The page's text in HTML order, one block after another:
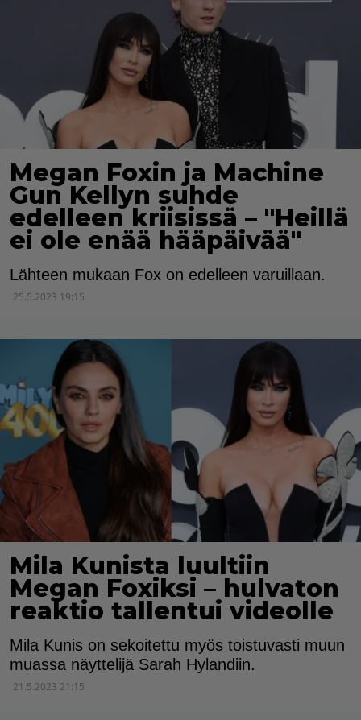
Megan Foxin ja Machine
Gun Kellyn suhde
edelleen kriisissä – "Heillä
ei ole enää hääpäivää"
Lähteen mukaan Fox on edelleen varuillaan.
25.5.2023 19:15
Mila Kunista luultiin
Megan Foxiksi – hulvaton
reaktio tallentui videolle
Mila Kunis on sekoitettu myös toistuvasti muun
muassa näyttelijä Sarah Hylandiin.
21.5.2023 21:15